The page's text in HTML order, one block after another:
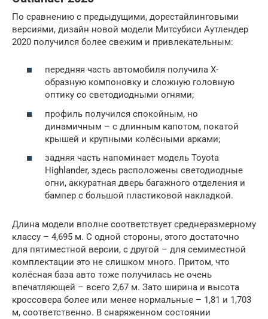
По сравнению с предыдущими, дорестайлинговыми
версиями, дизайн новой модели Митсубиси Аутлендер
2020 получился более свежим и привлекательным:
передняя часть автомобиля получила Х-
образную компоновку и сложную головную
оптику со светодиодными огнями;
профиль получился спокойным, но
динамичным – с длинным капотом, покатой
крышей и крупными колёсными арками;
задняя часть напоминает модель Toyota
Highlander, здесь расположены светодиодные
огни, аккуратная дверь багажного отделения и
бампер с большой пластиковой накладкой.
Длина модели вполне соответствует среднеразмерному
классу – 4,695 м. С одной стороны, этого достаточно
для пятиместной версии, с другой – для семиместной
комплектации это не слишком много. Притом, что
колёсная база авто тоже получилась не очень
впечатляющей – всего 2,67 м. Зато ширина и высота
кроссовера более или менее нормальные – 1,81 и 1,703
м, соответственно. В снаряженном состоянии